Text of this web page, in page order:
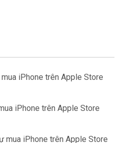
iPhone trên Apple Store
iPhone trên Apple Store
mua iPhone trên Apple Store